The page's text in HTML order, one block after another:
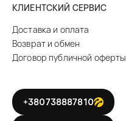
КЛИЕНТСКИЙ СЕРВИС
Доставка и оплата
Возврат и обмен
Договор публичной оферты
+380738887810